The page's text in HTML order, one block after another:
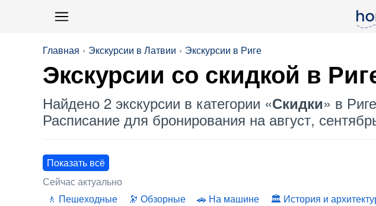
Главная Экскурсии в Латвии Экскурсии в Риге
Экскурсии со скидкой в
Найдено 2 экскурсии в категории «Скидки» в
Расписание для бронирования на август,
Показать всё
Сейчас актуально
Пешеходные
Обзорные На машине История и